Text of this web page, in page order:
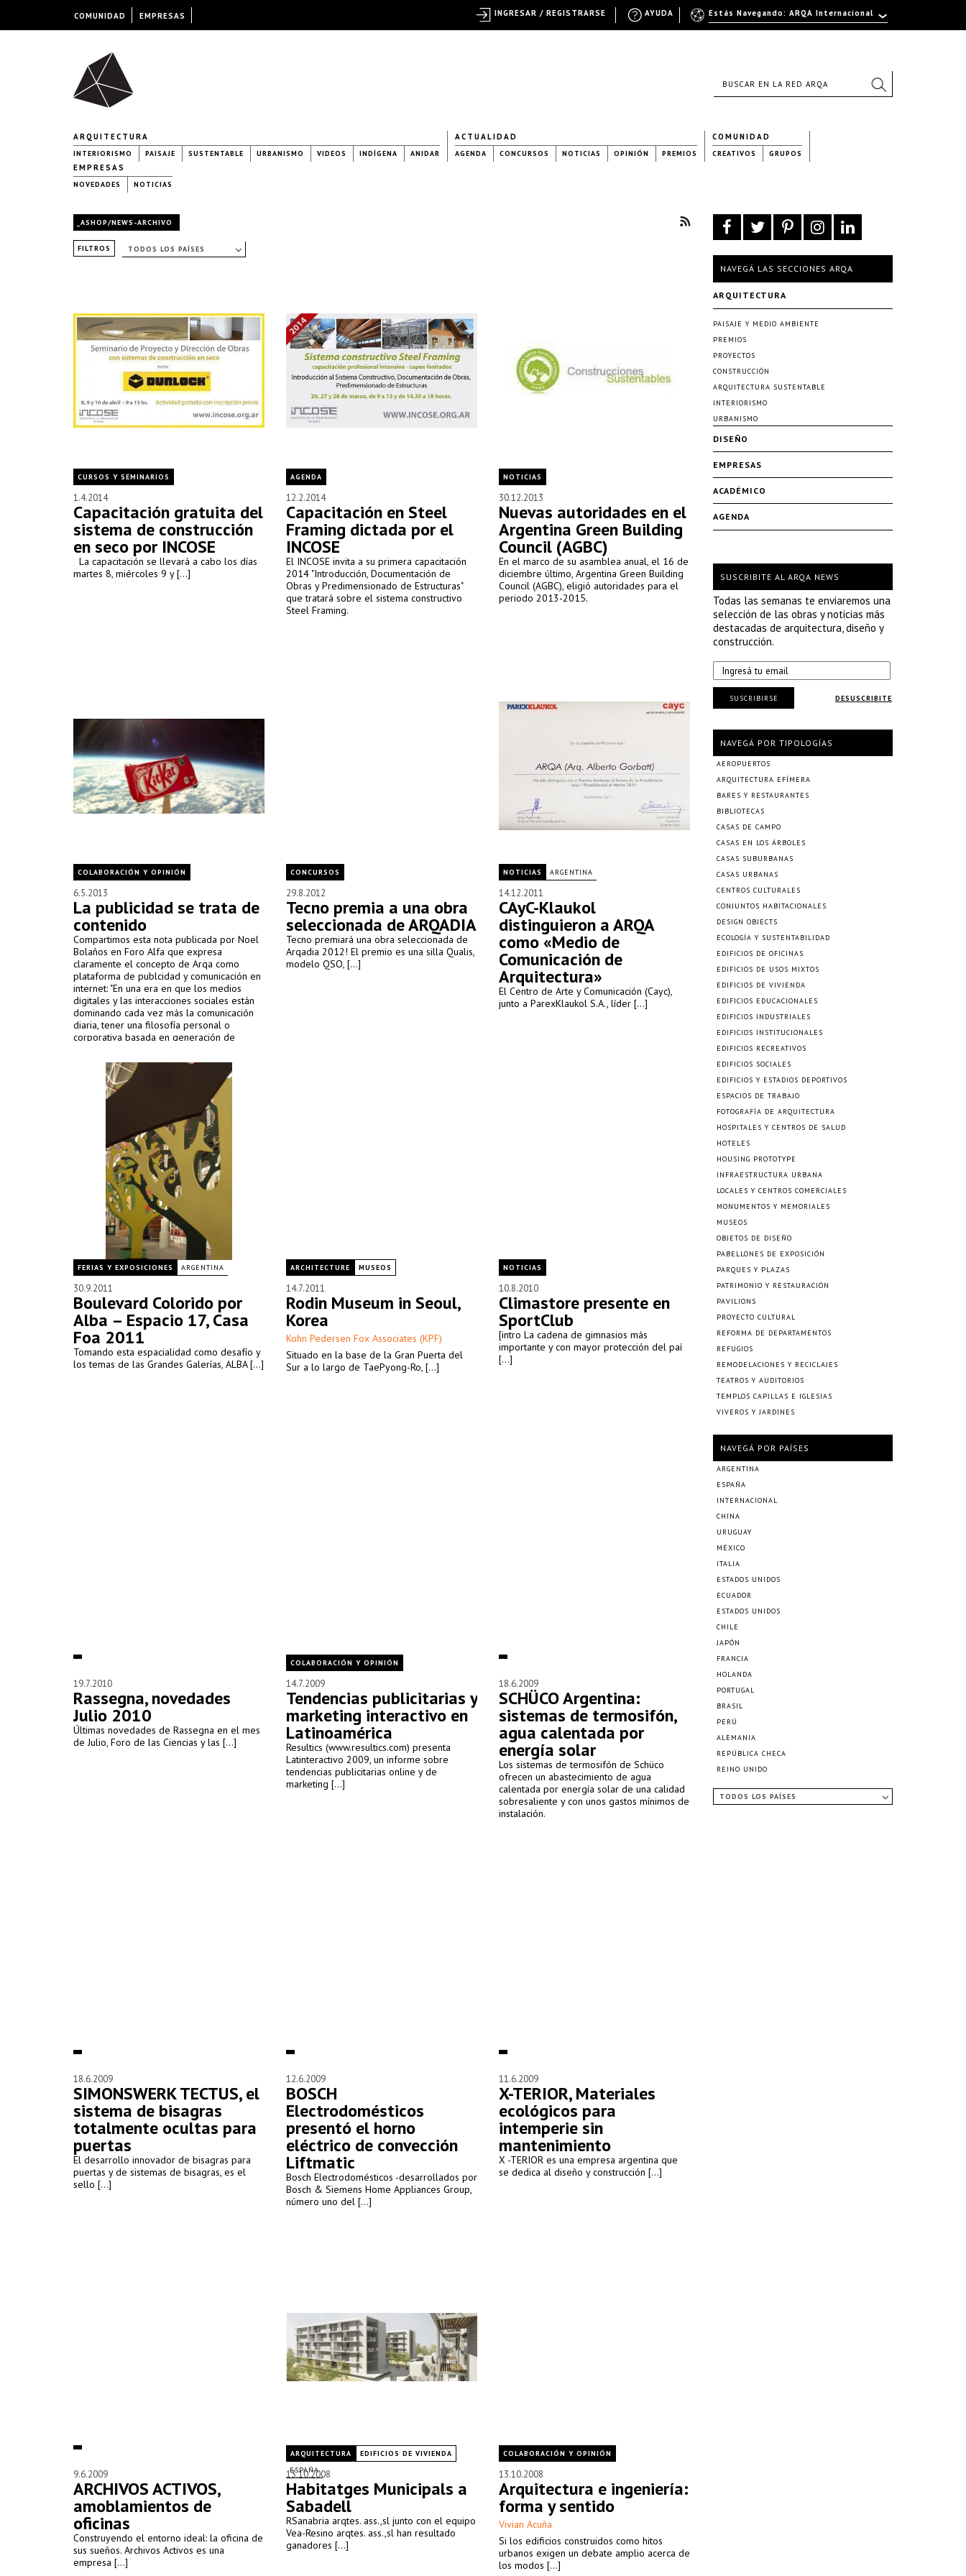
ARQUITECTURA
INTERIORISMO PAISAJE SUSTENTABLE URBANISMO VIDEOS INDÍGENA ANIDAR
ACTUALIDAD
AGENDA CONCURSOS NOTICIAS OPINIÓN PREMIOS
COMUNIDAD
CREATIVOS GRUPOS
EMPRESAS
NOVEDADES NOTICIAS
_ASHOP/NEWS-ARCHIVO
FILTROS TODOS LOS PAÍSES
CURSOS Y SEMINARIOS
1.4.2014
Capacitación gratuita del
sistema de construcción
en seco por INCOSE
La capacitación se llevará a cabo los días
martes 8, miércoles 9 y [...]
AGENDA
12.2.2014
Capacitación en Steel
Framing dictada por el
INCOSE
El INCOSE invita a su primera capacitación
2014 "Introducción, Documentación de
Obras y Predimensionado de Estructuras"
que tratará sobre el sistema constructivo
Steel Framing.
NOTICIAS
30.12.2013
Nuevas autoridades en el
Argentina Green Building
Council (AGBC)
En el marco de su asamblea anual, el 16 de
diciembre último, Argentina Green Building
Council (AGBC), eligió autoridades para el
periodo 2013-2015.
COLABORACIÓN Y OPINIÓN
6.5.2013
La publicidad se trata de
contenido
Compartimos esta nota publicada por Noel
Bolaños en Foro Alfa que expresa
claramente el concepto de Arqa como
plataforma de publcidad y comunicación en
internet: "En una era en que los medios
digitales y las interacciones sociales están
dominando cada vez más la comunicación
diaria, tener una filosofía personal o
corporativa basada en generación de
parte de la generación de conocimiento y
valor puede ser determinante para el éxito
de una empresa. Dicho de otra forma,
estamos viviendo una era que gira en torno
a los «contenidos de valor compartidos», y
aquellos que no evolucionen y se adapten
a este cambio, seguramente serán
rebasados por su competencia."
CONCURSOS
29.8.2012
Tecno premia a una obra
seleccionada de ARQADIA
Tecno premiará una obra seleccionada de
Arqadia 2012! El premio es una silla Qualis,
modelo QSO, [...]
NOTICIAS ARGENTINA
14.12.2011
CAyC-Klaukol
distinguieron a ARQA
como «Medio de
Comunicación de
Arquitectura»
El Centro de Arte y Comunicación (Cayc),
junto a ParexKlaukol S.A., líder [...]
FERIAS Y EXPOSICIONES ARGENTINA
30.9.2011
Boulevard Colorido por
Alba – Espacio 17, Casa
Foa 2011
Tomando esta espacialidad como desafío y
los temas de las Grandes Galerías, ALBA [...]
ARCHITECTURE MUSEOS
14.7.2011
Rodin Museum in Seoul,
Korea
Kohn Pedersen Fox Associates (KPF)
Situado en la base de la Gran Puerta del
Sur a lo largo de TaePyong-Ro, [...]
NOTICIAS
10.8.2010
Climastore presente en
SportClub
[intro La cadena de gimnasios más
importante y con mayor protección del paí
[...]
19.7.2010
Rassegna, novedades
Julio 2010
Últimas novedades de Rassegna en el mes
de Julio, Foro de las Ciencias y las [...]
COLABORACIÓN Y OPINIÓN
14.7.2009
Tendencias publicitarias y
marketing interactivo en
Latinoamérica
Resultics (www.resultics.com) presenta
Latinteractivo 2009, un informe sobre
tendencias publicitarias online y de
marketing [...]
18.6.2009
SCHÜCO Argentina:
sistemas de termosifón,
agua calentada por
energía solar
Los sistemas de termosifón de Schüco
ofrecen un abastecimiento de agua
calentada por energía solar de una calidad
sobresaliente y con unos gastos mínimos de
instalación.
18.6.2009
SIMONSWERK TECTUS, el
sistema de bisagras
totalmente ocultas para
puertas
El desarrollo innovador de bisagras para
puertas y de sistemas de bisagras, es el
sello [...]
12.6.2009
BOSCH
Electrodomésticos
presentó el horno
eléctrico de convección
Liftmatic
Bosch Electrodomésticos -desarrollados por
Bosch & Siemens Home Appliances Group,
número uno del [...]
11.6.2009
X-TERIOR, Materiales
ecológicos para
intemperie sin
mantenimiento
X -TERIOR es una empresa argentina que
se dedica al diseño y construcción [...]
9.6.2009
ARCHIVOS ACTIVOS,
amoblamientos de
oficinas
Construyendo el entorno ideal: la oficina de
sus sueños. Archivos Activos es una
empresa [...]
ARQUITECTURA
EDIFICIOS DE VIVIENDA
ESPAÑA
13.10.2008
Habitatges Municipals a
Sabadell
RSanabria arqtes. ass.,sl junto con el equipo
Vea-Resino arqtes. ass.,sl han resultado
ganadores [...]
COLABORACIÓN Y OPINIÓN
13.10.2008
Arquitectura e ingeniería:
forma y sentido
Vivian Acuña
Si los edificios construidos como hitos
urbanos exigen un debate amplio acerca de
los modos [...]
NAVEGÁ LAS SECCIONES ARQA
ARQUITECTURA
PAISAJE Y MEDIO AMBIENTE
PREMIOS
PROYECTOS
CONSTRUCCIÓN
ARQUITECTURA SUSTENTABLE
INTERIORISMO
URBANISMO
DISEÑO
EMPRESAS
ACADÉMICO
AGENDA
SUSCRIBITE AL ARQA NEWS
Todas las semanas te enviaremos una
selección de las obras y noticias más
destacadas de arquitectura, diseño y
construcción.
DESUSCRIBITE
SUSCRIBIRSE
NAVEGÁ POR TIPOLOGÍAS
AEROPUERTOS
ARQUITECTURA EFÍMERA
BARES Y RESTAURANTES
BIBLIOTECAS
CASAS DE CAMPO
CASAS EN LOS ÁRBOLES
CASAS SUBURBANAS
CASAS URBANAS
CENTROS CULTURALES
CONJUNTOS HABITACIONALES
DESIGN OBJECTS
ECOLOGÍA Y SUSTENTABILIDAD
EDIFICIOS DE OFICINAS
EDIFICIOS DE USOS MIXTOS
EDIFICIOS DE VIVIENDA
EDIFICIOS EDUCACIONALES
EDIFICIOS INDUSTRIALES
EDIFICIOS INSTITUCIONALES
EDIFICIOS RECREATIVOS
EDIFICIOS SOCIALES
EDIFICIOS Y ESTADIOS DEPORTIVOS
ESPACIOS DE TRABAJO
FOTOGRAFÍA DE ARQUITECTURA
HOSPITALES Y CENTROS DE SALUD
HOTELES
HOUSING PROTOTYPE
INFRAESTRUCTURA URBANA
LOCALES Y CENTROS COMERCIALES
MONUMENTOS Y MEMORIALES
MUSEOS
OBJETOS DE DISEÑO
PABELLONES DE EXPOSICIÓN
PARQUES Y PLAZAS
PATRIMONIO Y RESTAURACIÓN
PAVILIONS
PROYECTO CULTURAL
REFORMA DE DEPARTAMENTOS
REFUGIOS
REMODELACIONES Y RECICLAJES
TEATROS Y AUDITORIOS
TEMPLOS CAPILLAS E IGLESIAS
VIVEROS Y JARDINES
NAVEGÁ POR PAÍSES
ARGENTINA
ESPAÑA
INTERNACIONAL
CHINA
URUGUAY
MÉXICO
ITALIA
ESTADOS UNIDOS
ECUADOR
ESTADOS UNIDOS
CHILE
JAPÓN
FRANCIA
HOLANDA
PORTUGAL
BRASIL
PERÚ
ALEMANIA
REPÚBLICA CHECA
REINO UNIDO
TODOS LOS PAÍSES
COMUNIDAD EMPRESAS Estás Navegando: ARQA Internacional
AYUDA
INGRESAR / REGISTRARSE